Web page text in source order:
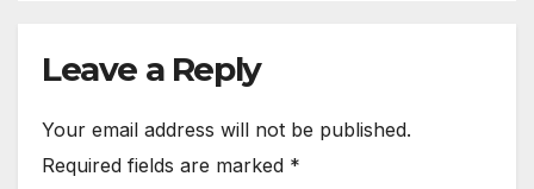
Leave a Reply
Your email address will not be published.
Required fields are marked *